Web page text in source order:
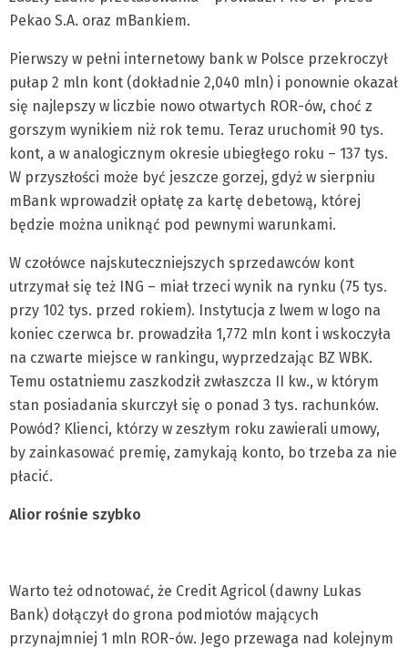
Pekao S.A. oraz mBankiem.
Pierwszy w pełni internetowy bank w Polsce przekroczył
pułap 2 mln kont (dokładnie 2,040 mln) i ponownie okazał
się najlepszy w liczbie nowo otwartych ROR-ów, choć z
gorszym wynikiem niż rok temu. Teraz uruchomił 90 tys.
kont, a w analogicznym okresie ubiegłego roku – 137 tys.
W przyszłości może być jeszcze gorzej, gdyż w sierpniu
mBank wprowadził opłatę za kartę debetową, której
będzie można uniknąć pod pewnymi warunkami.
W czołówce najskuteczniejszych sprzedawców kont
utrzymał się też ING – miał trzeci wynik na rynku (75 tys.
przy 102 tys. przed rokiem). Instytucja z lwem w logo na
koniec czerwca br. prowadziła 1,772 mln kont i wskoczyła
na czwarte miejsce w rankingu, wyprzedzając BZ WBK.
Temu ostatniemu zaszkodził zwłaszcza II kw., w którym
stan posiadania skurczył się o ponad 3 tys. rachunków.
Powód? Klienci, którzy w zeszłym roku zawierali umowy,
by zainkasować premię, zamykają konto, bo trzeba za nie
płacić.
Alior rośnie szybko
Warto też odnotować, że Credit Agricol (dawny Lukas
Bank) dołączył do grona podmiotów mających
przynajmniej 1 mln ROR-ów. Jego przewaga nad kolejnym